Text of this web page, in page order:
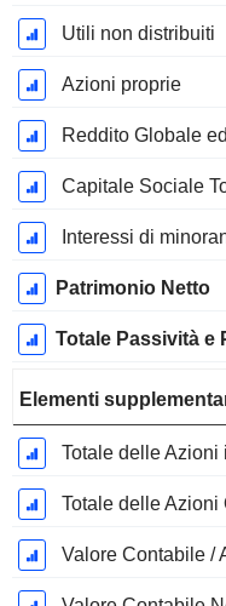
Utili non distribuiti
Azioni proprie
Reddito Globale
Capitale Sociale
Interessi di
Patrimonio Netto
Totale Passività e
Elementi
Totale delle
Valore Contabile /